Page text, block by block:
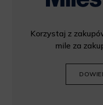
Korzystaj z
mile za